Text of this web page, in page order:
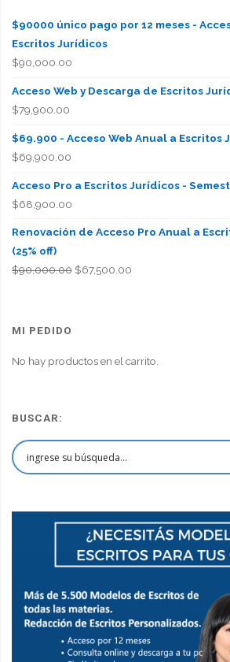
$90000 único pago por 12 meses -
Escritos Jurídicos
$90,000.00
Acceso Web y Descarga de Escritos
$79,900.00
$69.900 - Acceso Web Anual a Escritos
$69,900.00
Acceso Pro a Escritos Jurídicos -
$68,900.00
Renovación de Acceso Pro Anual a
(25% off)
$90,000.00 El
$67,500.00El
MI PEDIDO
No hay productos en el carrito.
BUSCAR: